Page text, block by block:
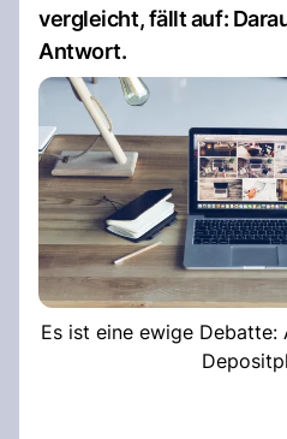
vergleicht, fällt auf:
Antwort.
Es ist eine ewige